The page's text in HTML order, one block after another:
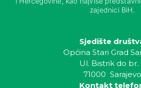
zajednici BiH.
Sjedište
Općina Stari Grad
Ul. Bistrik do br.
71000 Sarajevo
Kontakt